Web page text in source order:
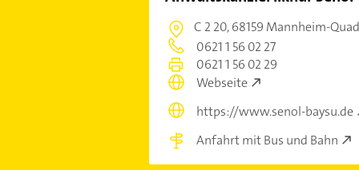
C 2 20,68159 Mannheim-
0621 1 56 02 27
0621 1 56 02 29
Webseite
https://www.senol-baysu.de
Anfahrt mit Bus und Bahn